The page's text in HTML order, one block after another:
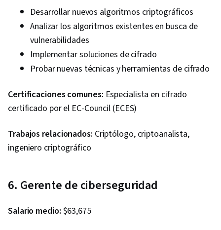
Desarrollar nuevos algoritmos criptográficos
Analizar los algoritmos existentes en busca de
vulnerabilidades
Implementar soluciones de cifrado
Probar nuevas técnicas y herramientas de cifrado
Certificaciones comunes: Especialista en cifrado
certificado por el EC-Council (ECES)
Trabajos relacionados: Criptólogo, criptoanalista,
ingeniero criptográfico
6. Gerente de ciberseguridad
Salario medio: $63,675